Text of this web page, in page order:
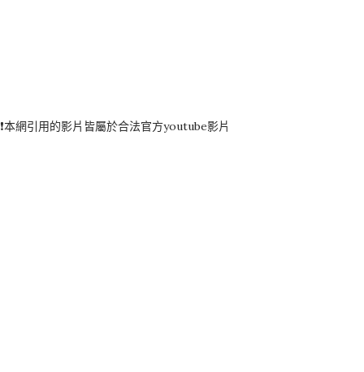
❗️本網引用的影片皆屬於合法官方youtube影片